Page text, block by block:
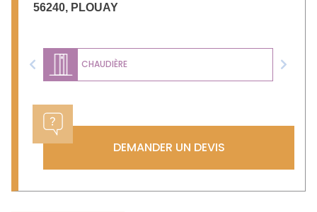
56240, PLOUAY
CHAUDIÈRE
Previous Next
DEMANDER UN DEVIS